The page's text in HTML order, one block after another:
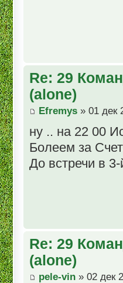
Re: 29
(alone)
Efremys » 01 дек
ну .. на 22 00
Болеем за
До встречи в
Re: 29
(alone)
pele-vin » 02 дек